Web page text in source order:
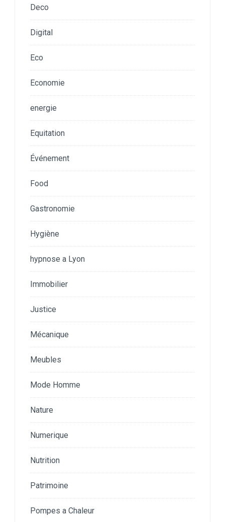
Deco
Digital
Eco
Economie
energie
Equitation
Événement
Food
Gastronomie
Hygiène
hypnose a Lyon
Immobilier
Justice
Mécanique
Meubles
Mode Homme
Nature
Numerique
Nutrition
Patrimoine
Pompes a Chaleur